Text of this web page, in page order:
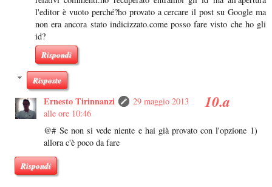
l'editor è vuoto perché?ho provato a cercare il post su Google ma
non era ancora stato indicizzato.come posso fare visto che ho gli
id?
Rispondi
Risposte
Ernesto Tirinnanzi
29 maggio 2013
alle ore 10:46
@# Se non si vede niente e hai già provato con l'opzione 1)
allora c'è poco da fare
Rispondi